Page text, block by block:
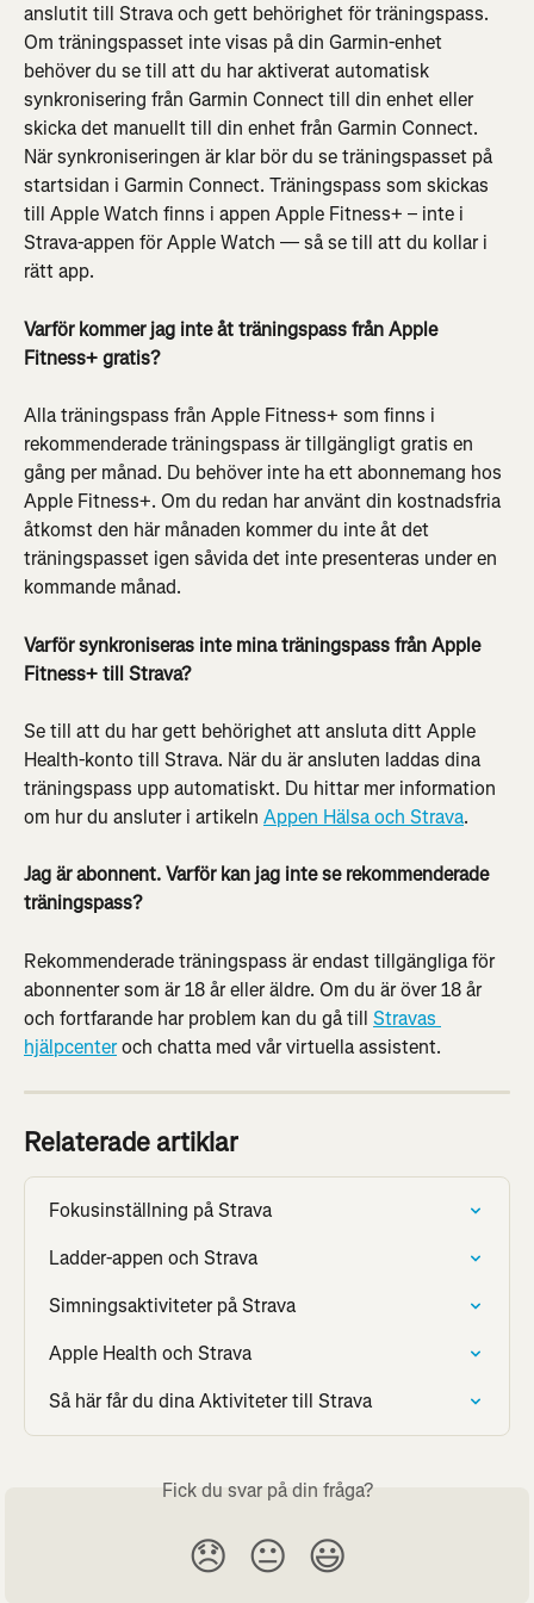
anslutit till Strava och gett behörighet för träningspass.
Om träningspasset inte visas på din Garmin-enhet
behöver du se till att du har aktiverat automatisk
synkronisering från Garmin Connect till din enhet eller
skicka det manuellt till din enhet från Garmin Connect.
När synkroniseringen är klar bör du se träningspasset på
startsidan i Garmin Connect. Träningspass som skickas
till Apple Watch finns i appen Apple Fitness+ – inte i
Strava-appen för Apple Watch — så se till att du kollar i
rätt app.
Varför kommer jag inte åt träningspass från Apple
Fitness+ gratis?
Alla träningspass från Apple Fitness+ som finns i
rekommenderade träningspass är tillgängligt gratis en
gång per månad. Du behöver inte ha ett abonnemang hos
Apple Fitness+. Om du redan har använt din kostnadsfria
åtkomst den här månaden kommer du inte åt det
träningspasset igen såvida det inte presenteras under en
kommande månad.
Varför synkroniseras inte mina träningspass från Apple
Fitness+ till Strava?
Se till att du har gett behörighet att ansluta ditt Apple
Health-konto till Strava. När du är ansluten laddas dina
träningspass upp automatiskt. Du hittar mer information
om hur du ansluter i artikeln Appen Hälsa och Strava.
Jag är abonnent. Varför kan jag inte se rekommenderade
träningspass?
Rekommenderade träningspass är endast tillgängliga för
abonnenter som är 18 år eller äldre. Om du är över 18 år
och fortfarande har problem kan du gå till Stravas
hjälpcenter och chatta med vår virtuella assistent.
Relaterade artiklar
Fokusinställning på Strava
Ladder-appen och Strava
Simningsaktiviteter på Strava
Apple Health och Strava
Så här får du dina Aktiviteter till Strava
Fick du svar på din fråga?
😞 😐 😃